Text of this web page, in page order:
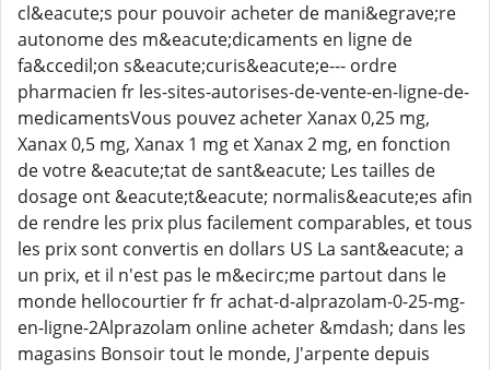
cl&eacute;s pour pouvoir acheter de mani&egrave;re
autonome des m&eacute;dicaments en ligne de
fa&ccedil;on s&eacute;curis&eacute;e--- ordre
pharmacien fr les-sites-autorises-de-vente-en-ligne-de-
medicamentsVous pouvez acheter Xanax 0,25 mg,
Xanax 0,5 mg, Xanax 1 mg et Xanax 2 mg, en fonction
de votre &eacute;tat de sant&eacute; Les tailles de
dosage ont &eacute;t&eacute; normalis&eacute;es afin
de rendre les prix plus facilement comparables, et tous
les prix sont convertis en dollars US La sant&eacute; a
un prix, et il n'est pas le m&ecirc;me partout dans le
monde hellocourtier fr fr achat-d-alprazolam-0-25-mg-
en-ligne-2Alprazolam online acheter &mdash; dans les
magasins Bonsoir tout le monde, J'arpente depuis